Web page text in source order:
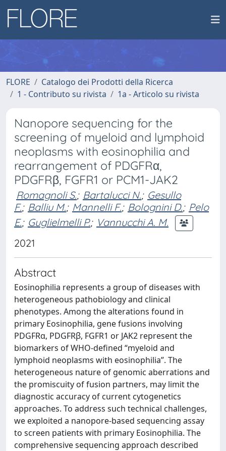
FLORE
Catalogo dei Prodotti della Ricerca
1 - Contributo su rivista
1a - Articolo su rivista
Nanopore sequencing for the
screening of myeloid and lymphoid
neoplasms with eosinophilia and
rearrangement of PDGFRα,
PDGFRβ, FGFR1 or PCM1-JAK2
Romagnoli S.; Bartalucci N.; Gesullo
F.; Balliu M.; Mannelli F.; Bolognini D.; Pelo
E.; Guglielmelli P.; Vannucchi A. M.
2021
Abstract
Eosinophilia represents a group of diseases with
heterogeneous pathobiology and clinical
phenotypes. Among the alterations found in
primary Eosinophilia, gene fusions involving
PDGFRα, PDGFRβ, FGFR1 or JAK2 represent the
biomarkers of WHO-defined “myeloid and
lymphoid neoplasms with eosinophilia”. The
heterogeneous nature of genomic aberrations and
the promiscuity of fusion partners, may limit the
diagnostic accuracy of current cytogenetics
approaches. To address such technical challenges,
we exploited a nanopore-based sequencing assay
to screen patients with primary Eosinophilia. The
comprehensive sequencing approach described